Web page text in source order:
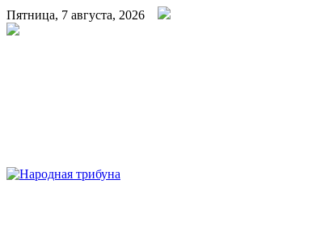
Пятница, 7 августа, 2026